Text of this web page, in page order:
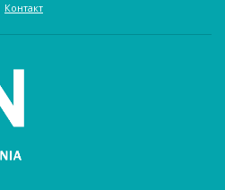
Контакт